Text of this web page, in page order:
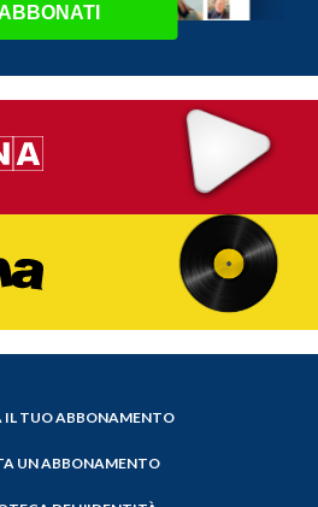
IL TUO ABBONAMENTO
UN ABBONAMENTO